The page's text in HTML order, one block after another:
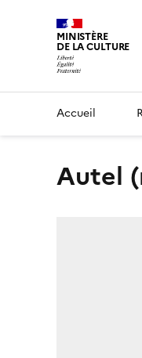
MINISTÈRE
DE LA CULTURE
Accueil
autel